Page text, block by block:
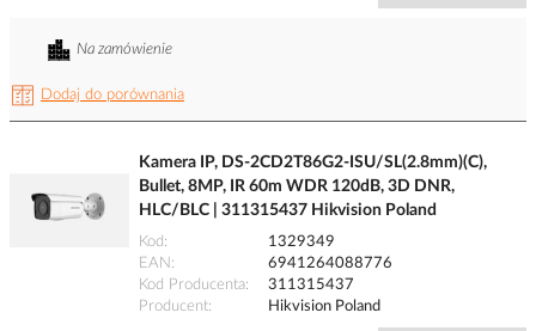
Dodaj do porównania
Na zamówienie
Kamera IP, DS-2CD2T86G2-ISU/SL(2.8mm)(C),
Bullet, 8MP, IR 60m WDR 120dB, 3D DNR,
HLC/BLC | 311315437 Hikvision Poland
Kod
1329349
EAN
6941264088776
Kod Producenta
311315437
Producent
Hikvision Poland